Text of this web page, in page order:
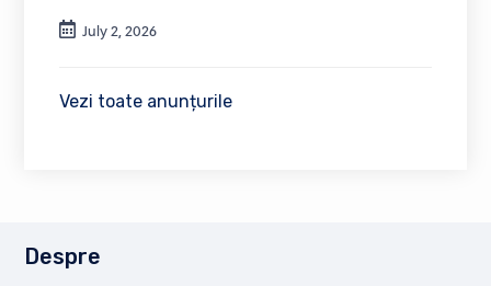
July 2, 2026
Vezi toate anunțurile
Despre